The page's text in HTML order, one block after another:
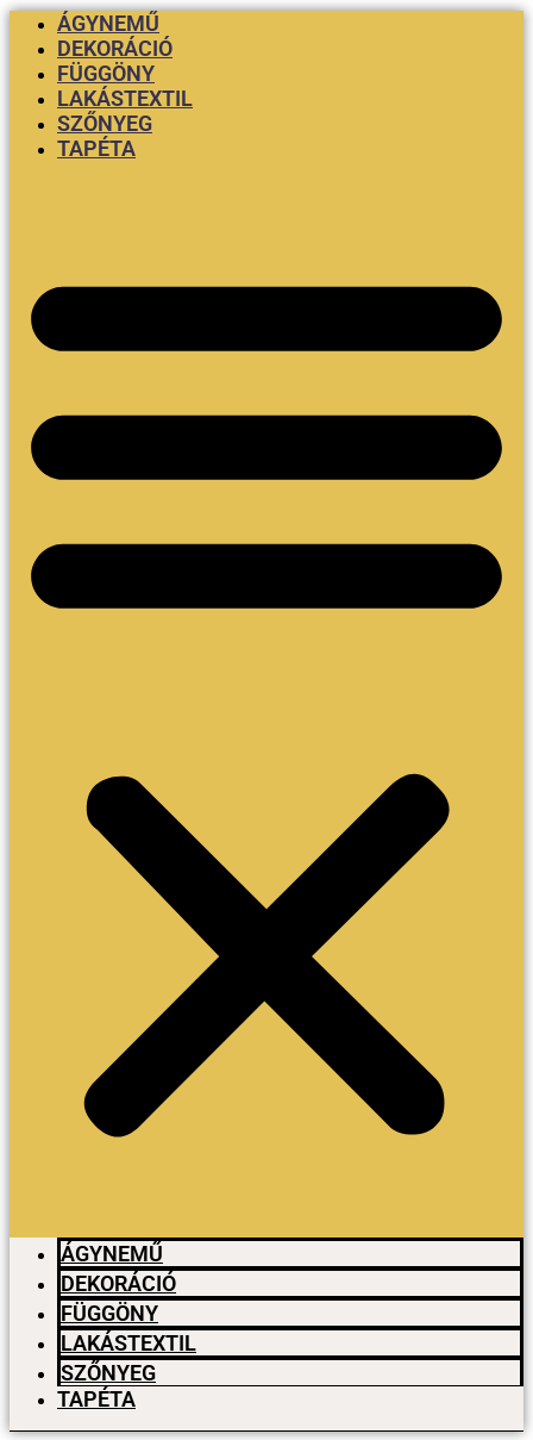
ÁGYNEMŰ
DEKORÁCIÓ
FÜGGÖNY
LAKÁSTEXTIL
SZŐNYEG
TAPÉTA
ÁGYNEMŰ
DEKORÁCIÓ
FÜGGÖNY
LAKÁSTEXTIL
SZŐNYEG
TAPÉTA